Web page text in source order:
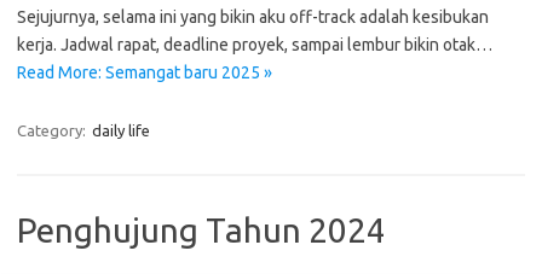
Sejujurnya, selama ini yang bikin aku off-track adalah kesibukan
kerja. Jadwal rapat, deadline proyek, sampai lembur bikin otak…
Read More: Semangat baru 2025 »
Category: daily life
Penghujung Tahun 2024